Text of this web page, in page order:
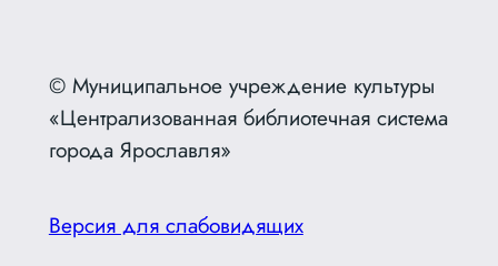
© Муниципальное учреждение культуры
«Централизованная библиотечная система
города Ярославля»
Версия для слабовидящих